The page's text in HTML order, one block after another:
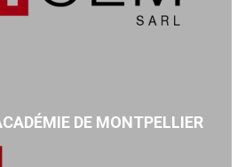
DE MONTPELLIER